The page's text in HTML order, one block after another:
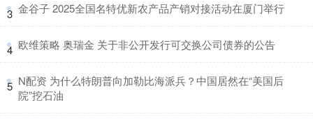
3 ​金谷子 2025全国名特优新农产品产销对接活动在厦门举行
4 ​欧维策略 奥瑞金 关于非公开发行可交换公司债券的公告
5 ​N配资 为什么特朗普向加勒比海派兵？中国居然在“美国后
院”挖石油